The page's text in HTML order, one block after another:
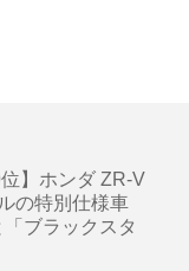
】ホンダ ZR-V
の特別仕様車
「ブラックスタ